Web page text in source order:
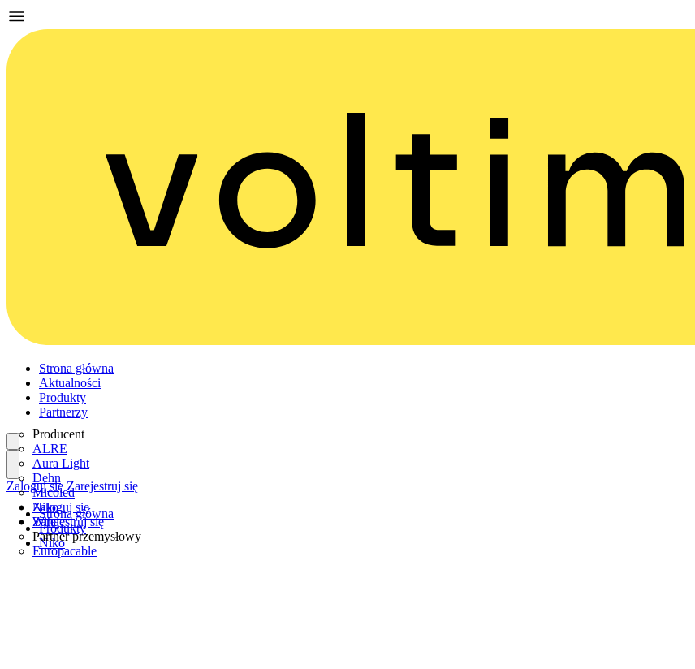
Strona główna
Aktualności
Produkty
Partnerzy
Producent
ALRE
Aura Light
Dehn
Micoled
Niko
Wiha
Partner przemysłowy
Europacable
Zaloguj się
Zarejestruj się
Zaloguj się Zarejestruj się
Strona główna
Produkty
Niko